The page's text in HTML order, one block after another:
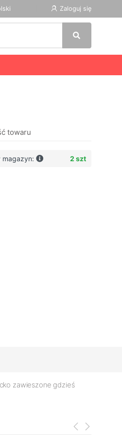
Zaloguj się
towaru
magazyn: 2 szt
zawieszone gdzieś